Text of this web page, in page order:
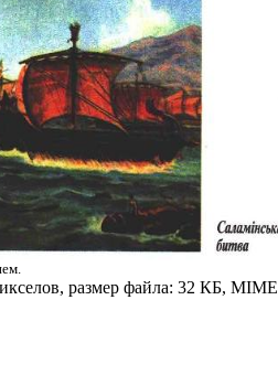
размер файла: 32 КБ,